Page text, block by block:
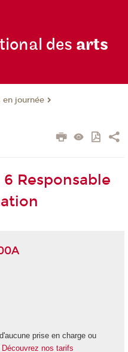
tional des arts
journée
Responsable
prise en charge ou
Découvrez nos tarifs